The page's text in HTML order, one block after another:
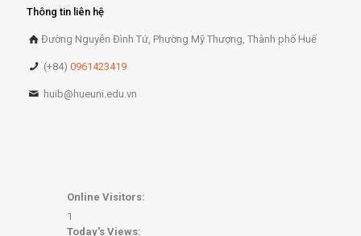
Thông tin liên hệ
Đường Nguyễn Đình Tứ, Phường Mỹ Thượng, Thành phố Huế
(+84)0961423419
huib@hueuni.edu.vn
Online Visitors:
1
Today's Views: